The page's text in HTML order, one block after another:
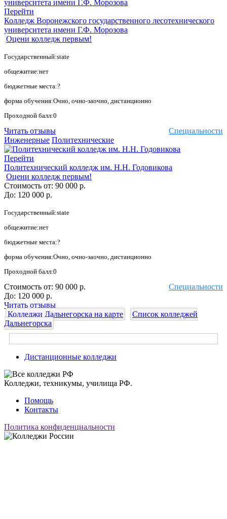
Перейти
Колледж Воронежского государственного лесотехнического
университета имени Г.Ф. Морозова
Оцени колледж первым!
Государственный:state
общежитие:нет
бюджетные места:?
форма обучения:Очно, очно-заочно, дистанционно
Проходной балл:0
Специальности
Читать отзывы
Инженерные Политехнические
Перейти
Политехнический колледж им. Н.Н. Годовикова
Оцени колледж первым!
Стоимость от: 90 000 р.
До: 120 000 р.
Государственный:state
общежитие:нет
бюджетные места:?
форма обучения:Очно, очно-заочно, дистанционно
Проходной балл:0
Специальности
Стоимость от: 90 000 р.
До: 120 000 р.
Читать отзывы
Колледжи Дальнегорска на карте
Список колледжей
Дальнегорска
Дистанционные колледжи
Колледжи, техникумы, училища РФ.
Помощь
Контакты
Политика конфиденциальности